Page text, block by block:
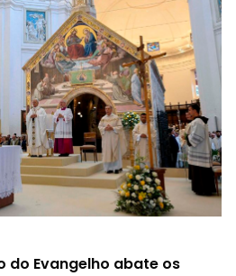
do Evangelho abate os